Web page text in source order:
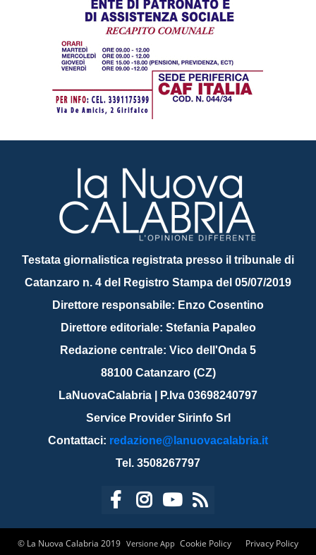
Testata giornalistica registrata presso il tribunale di
Catanzaro n. 4 del Registro Stampa del 05/07/2019
Direttore responsabile: Enzo Cosentino
Direttore editoriale: Stefania Papaleo
Redazione centrale: Vico dell'Onda 5
88100 Catanzaro (CZ)
LaNuovaCalabria | P.Iva 03698240797
Service Provider Sirinfo Srl
Contattaci: redazione@lanuovacalabria.it
Tel. 3508267797
© La Nuova Calabria 2019 Cookie Policy Privacy Policy
Versione App